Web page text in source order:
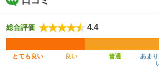
総合評価 4.4
とても良い 良い 普通
あま